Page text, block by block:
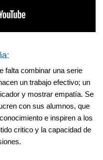
falta combinar una serie
un trabajo efectivo; un
y mostrar empatía. Se
con sus alumnos, que
e inspiren a los
critico y la capacidad de